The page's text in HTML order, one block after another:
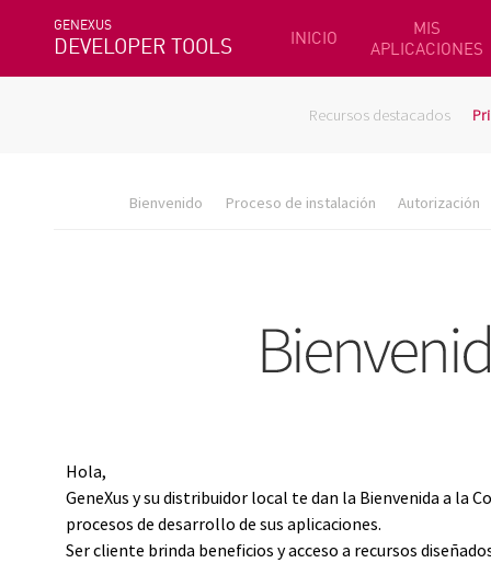
GENEXUS
DEVELOPER TOOLS INICIO
MIS
APLICACIONES
Recursos destacados
Bienvenido Proceso de instalación Autorización
Hola,
GeneXus y su distribuidor local te dan la Bienvenida a la
procesos de desarrollo de sus aplicaciones.
Ser cliente brinda beneficios y acceso a recursos